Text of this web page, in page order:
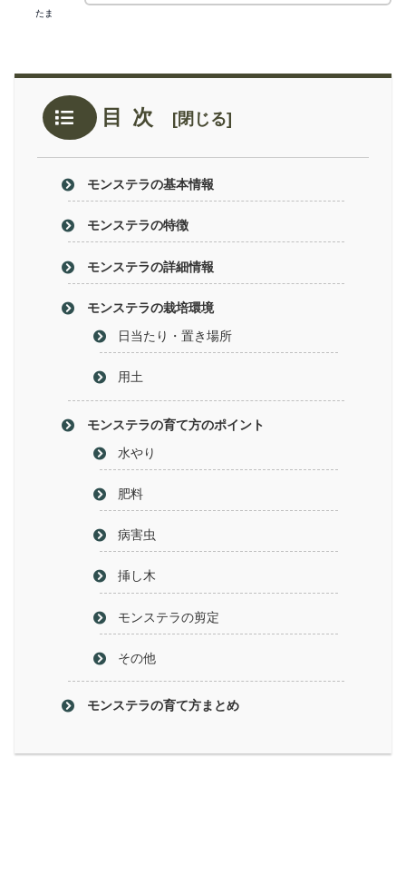
たま
目次
モンステラの基本情報
モンステラの特徴
モンステラの詳細情報
モンステラの栽培環境
日当たり・置き場所
用土
モンステラの育て方のポイント
水やり
肥料
病害虫
挿し木
モンステラの剪定
その他
モンステラの育て方まとめ